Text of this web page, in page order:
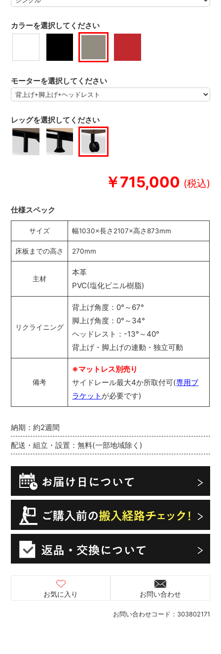
￥715,000
お問い合わせコード： 303802171
納期：約2週間
配送・組立・設置：無料(一部地域除く)
カラーを選択してください
モーターを選択してください
レッグを選択してください
お気に入り お問い合わせ
仕様スペック
サイズ 幅1030×長さ2107×高さ873mm
床板までの高さ 270mm
主材
本革
PVC(塩化ビニル樹脂)
リクライニング
背上げ角度：0°～67°
脚上げ角度：0°～34°
ヘッドレスト：-13°～40°
背上げ・脚上げの連動・独立可動
備考
※マットレス別売り
サイドレール最大4か所取付可(専用ブ
ラケット が必要です)